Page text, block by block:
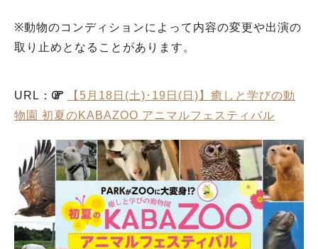
※動物のコンディションによって内容の変更や出演の
取り止めとなることがあります。
URL：
【5月18日(土)･19日(日)】癒しと学びの動
物園 初夏のKABAZOO アニマルフェスティバル